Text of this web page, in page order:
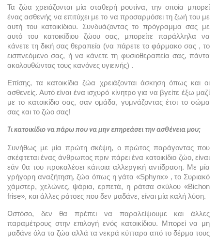
Τα ζώα χρειάζονται μία σταθερή ρουτίνα, την οποία μπορεί
ένας ασθενής να επιτύχει με το να προσαρμόσει τη ζωή του με
αυτή του κατοικίδιου. Συνδυάζοντας το πρόγραμμα σας με
αυτό του κατοικίδιου ζώου σας, μπορείτε παράλληλα να
κάνετε τη δική σας θεραπεία (να πάρετε το φάρμακο σας , το
εισπνεόμενο σας, ή να κάνετε τη φυσιοθεραπεία σας, πάντα
ακολουθώντας τους κανόνες υγιεινής) .
Επίσης, τα κατοικίδια ζώα χρειάζονται άσκηση όπως και οι
ασθενείς. Αυτό είναι ένα ισχυρό κίνητρο για να βγείτε έξω μαζί
με το κατοικίδιο σας, σαν ομάδα, γυμνάζοντας έτσι το σώμα
σας και το ζώο σας!
Τι κατοικίδιο να πάρω που να μην επηρεάσει την ασθένεια μου;
Συνήθως με μία πρώτη σκέψη, ο πρώτος παράγοντας που
σκέφτεται ένας άνθρωπος πριν πάρει ένα κατοικίδιο ζώο, είναι
εάν θα του προκαλέσει κάποια αλλεργική αντίδραση. Με μία
γρήγορη αναζήτηση, ζώα όπως η γάτα «Sphynx» , το Συριακό
χάμστερ, χελώνες, ψάρια, ερπετά, η ράτσα σκύλου «Bichon
frise», και άλλες ράτσες που δεν μαδάνε, είναι μία καλή λύση.
Ωστόσο, δεν θα πρέπει να παραλείψουμε και άλλες
παραμέτρους στην επιλογή ενός κατοικίδιου. Μπορεί να μη
μαδάνε όλα τα ζώα αλλά τα νεκρά κύτταρα από το δέρμα τους